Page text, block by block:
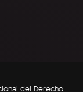
del Derecho